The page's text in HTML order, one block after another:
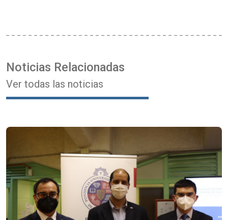
Noticias Relacionadas
Ver todas las noticias